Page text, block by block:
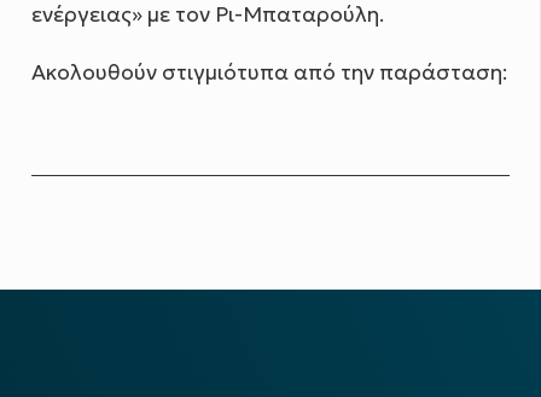
ενέργειας» με τον Ρι-Μπαταρούλη.
Ακολουθούν στιγμιότυπα από την παράσταση: